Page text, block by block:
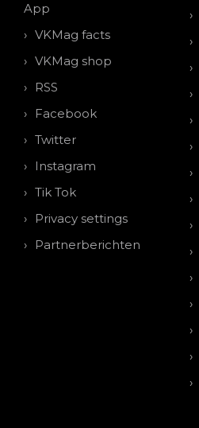
App
VKMag facts
VKMag shop
RSS
Facebook
Twitter
Instagram
Tik Tok
Privacy settings
Partnerberichten